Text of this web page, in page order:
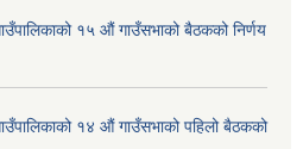
१५ औं गाउँसभाको बैठकको निर्णय
१४ औं गाउँसभाको पहिलो बैठकको